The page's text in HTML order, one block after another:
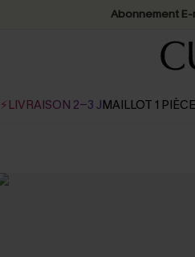
* Livraison
⚡LIVRAISON 2-3 JMAILLOT 1 PIÈCE